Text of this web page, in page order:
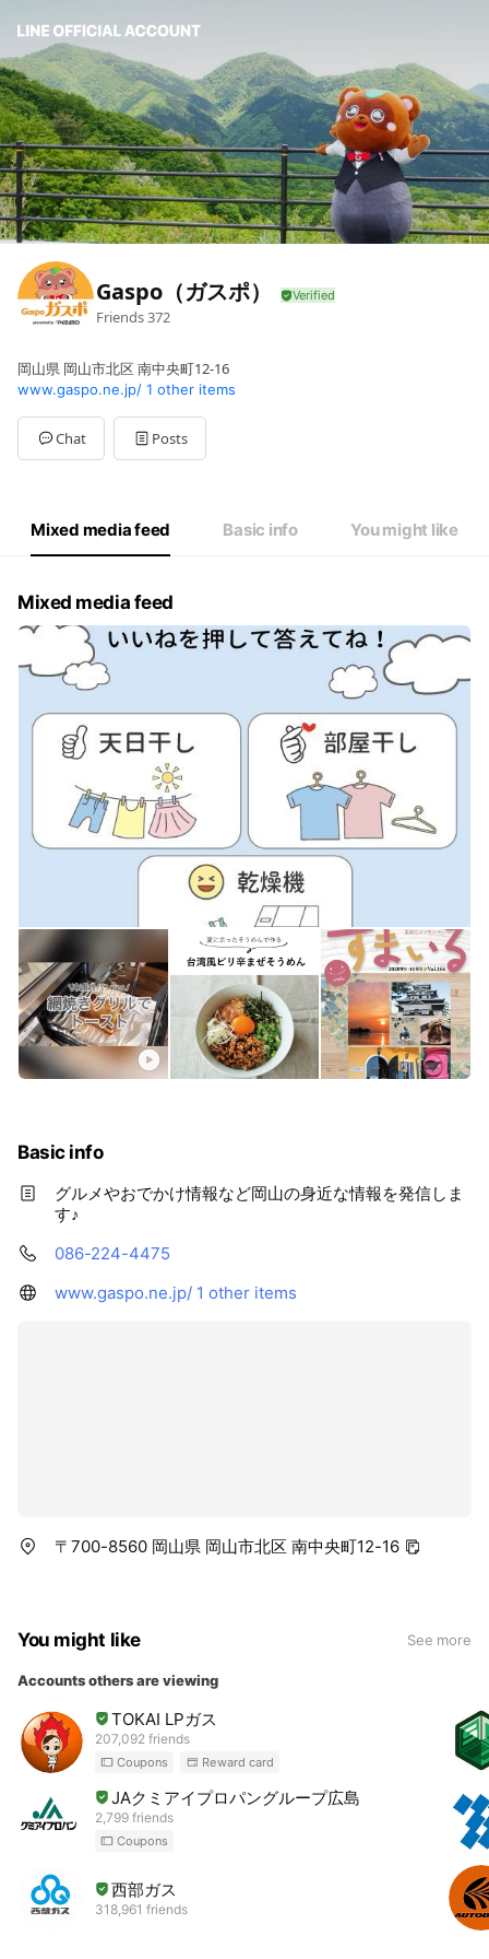
Gaspo（ガスポ）
Friends372
岡山県 岡山市北区 南中央町12-16
www.gaspo.ne.jp/ 1 other items
Chat Posts
Mixed media feed Basic info You might like
Mixed media feed
Basic info
グルメやおでかけ情報など岡山の身近な情報を発信しま
す♪
086-224-4475
www.gaspo.ne.jp/ 1 other items
〒700-8560 岡山県 岡山市北区 南中央町12-16
You might like See more
Accounts others are viewing
TOKAI LPガス
207,092 friends
Coupons Reward card
JAクミアイプロパングループ広島
2,799 friends
Coupons
西部ガス
318,961 friends